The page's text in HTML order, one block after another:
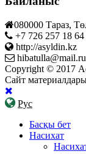
080000 Тараз,
+7 726 257 18 64
http://asyldin.kz
hibatulla@mail.ru
Copyright © 2017
Сайт
Рус
Басқы бет
Насихат